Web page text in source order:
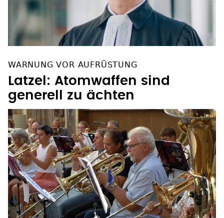
WARNUNG VOR AUFRÜSTUNG
Latzel: Atomwaffen sind
generell zu ächten